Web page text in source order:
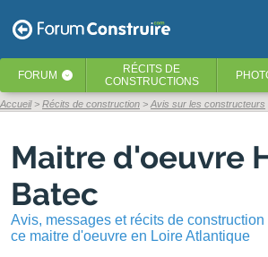
FORUM ‹ RÉCITS DE
CONSTRUCTIONS
Accueil Récits de construction Avis sur les constructeurs
Maitre d'oeuvre
Batec
Avis, messages et récits de
ce maitre d'oeuvre en Loire Atlantique